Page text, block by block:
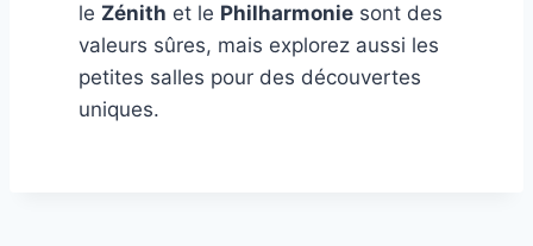
le Zénith et le Philharmonie sont des
valeurs sûres, mais explorez aussi les
petites salles pour des découvertes
uniques.